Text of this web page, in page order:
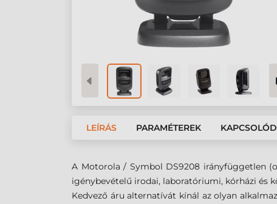
LEÍRÁS PARAMÉTEREK
A Motorola / Symbol DS9208 irányfüggetlen
igénybevételű irodai, laboratóriumi, kórházi és
Kedvező áru alternatívát kínál az olyan